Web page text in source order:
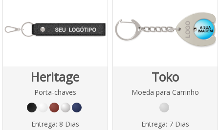
Heritage
Porta-chaves
Entrega: 8 Dias
Toko
Moeda para Carrinho
Entrega: 7 Dias